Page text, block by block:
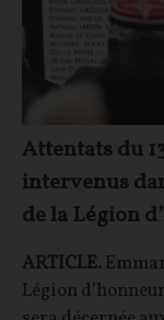
Attentats du
intervenus
de la Légion
ARTICLE.
Légion